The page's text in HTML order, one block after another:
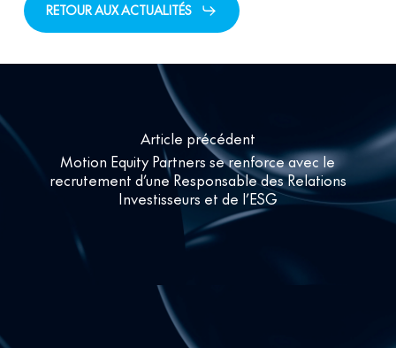
RETOUR AUX ACTUALITÉS
Article précédent
Motion Equity Partners se renforce avec le
recrutement d’une Responsable des Relations
Investisseurs et de l’ESG